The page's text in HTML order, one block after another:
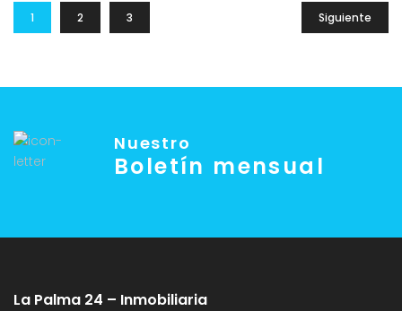
1 2 3 Siguiente
Nuestro
Boletín mensual
La Palma 24 – Inmobiliaria